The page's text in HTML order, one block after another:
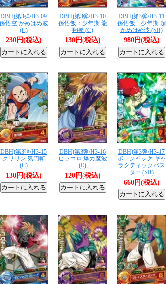
DBH)第3弾/H3-09
孫悟空 かめはめ波
(C)
230円(税込)
DBH)第3弾/H3-10
孫悟飯：少年期 龍
翔拳 (C)
130円(税込)
DBH)第3弾/H3-11
孫悟飯：少年期 超
かめはめ波 (SR)
980円(税込)
DBH)第3弾/H3-15
クリリン 気円斬
(C)
130円(税込)
DBH)第3弾/H3-16
ピッコロ 爆力魔波
(R)
120円(税込)
DBH)第3弾/H3-17
ボージャック ギャ
ラクティックバス
ター (SR)
660円(税込)